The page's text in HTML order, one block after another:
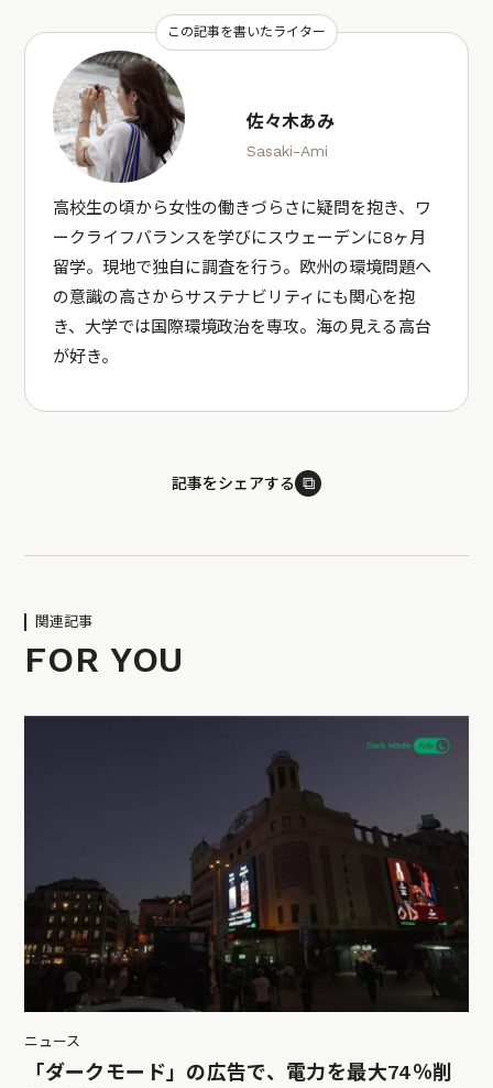
この記事を書いたライター
佐々木あみ
Sasaki-Ami
高校生の頃から女性の働きづらさに疑問を抱き、ワ
ークライフバランスを学びにスウェーデンに8ヶ月
留学。現地で独自に調査を行う。欧州の環境問題へ
の意識の高さからサステナビリティにも関心を抱
き、大学では国際環境政治を専攻。海の見える高台
が好き。
記事をシェアする ⧉
関連記事
FOR YOU
ニュース
「ダークモード」の広告で、電力を最大74％削